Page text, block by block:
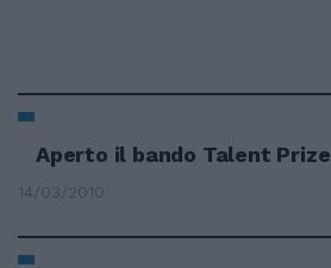
Aperto il bando Talent Prize
14/03/2010